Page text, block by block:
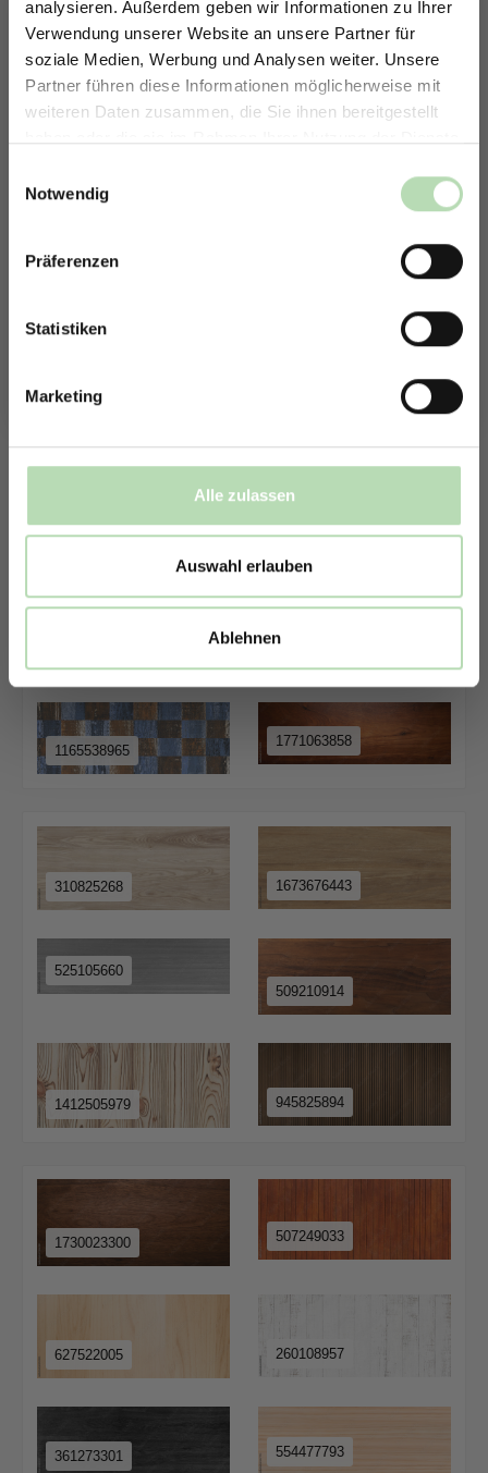
analysieren. Außerdem geben wir Informationen zu Ihrer
Verwendung unserer Website an unsere Partner für
soziale Medien, Werbung und Analysen weiter. Unsere
Partner führen diese Informationen möglicherweise mit
weiteren Daten zusammen, die Sie ihnen bereitgestellt
Notwendig
Präferenzen
Statistiken
Marketing
Alle zulassen
Auswahl erlauben
Ablehnen
526988851
706820938
578932681
1165538965
1771063858
310825268 1673676443
525105660
509210914
1412505979 945825894
1730023300 507249033
627522005 260108957
361273301 554477793
ERHALTE 5% RABATT AUF
DEINE RÜCKWÄNDE